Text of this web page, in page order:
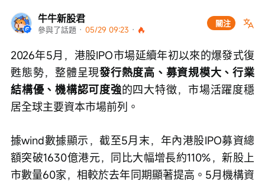
牛牛新股君
參與了話題 · 05/29 09:23 ·
關注
2026年5月，港股IPO市場延續年初以來的爆發式復
甦態勢，整體呈現發行熱度高、募資規模大、行業
結構優、機構認可度強的四大特徵，市場活躍度穩
居全球主要資本市場前列。
據wind數據顯示，截至5月末，年內港股IPO募資總
額突破1630億港元，同比大幅增長約110%，新股上
市數量60家，相較於去年同期顯著提高。5月機構資